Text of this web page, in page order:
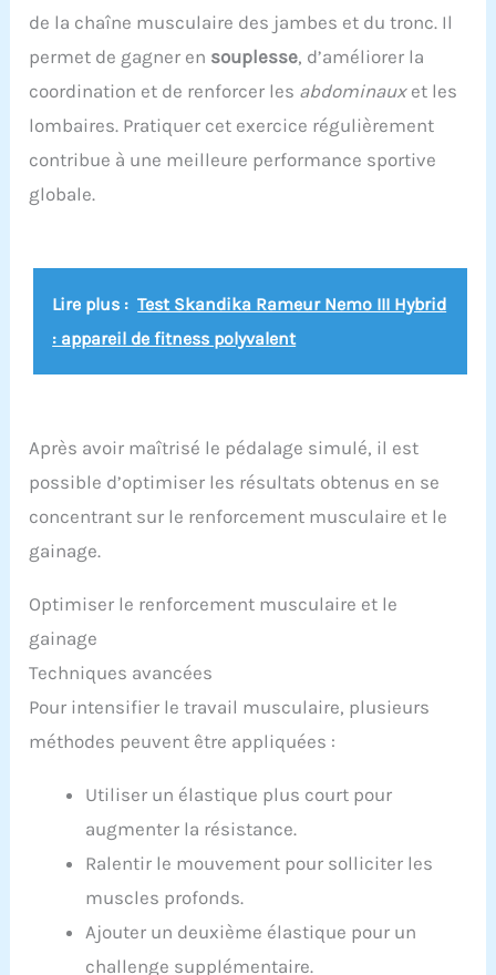
de la chaîne musculaire des jambes et du tronc. Il
permet de gagner en souplesse, d’améliorer la
coordination et de renforcer les abdominauxet les
lombaires. Pratiquer cet exercice régulièrement
contribue à une meilleure performance sportive
globale.
Lire plus : Test Skandika Rameur Nemo III Hybrid
: appareil de fitness polyvalent
Après avoir maîtrisé le pédalage simulé, il est
possible d’optimiser les résultats obtenus en se
concentrant sur le renforcement musculaire et le
gainage.
Optimiser le renforcement musculaire et le
gainage
Techniques avancées
Pour intensifier le travail musculaire, plusieurs
méthodes peuvent être appliquées :
Utiliser un élastique plus court pour
augmenter la résistance.
Ralentir le mouvement pour solliciter les
muscles profonds.
Ajouter un deuxième élastique pour un
challenge supplémentaire.